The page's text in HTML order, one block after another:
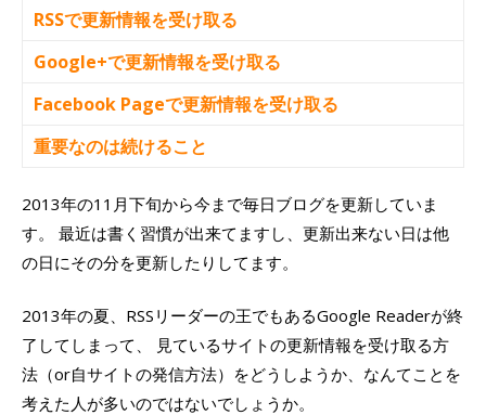
RSSで更新情報を受け取る
Google+で更新情報を受け取る
Facebook Pageで更新情報を受け取る
重要なのは続けること
2013年の11月下旬から今まで毎日ブログを更新していま
す。 最近は書く習慣が出来てますし、更新出来ない日は他
の日にその分を更新したりしてます。
2013年の夏、RSSリーダーの王でもあるGoogle Readerが終
了してしまって、 見ているサイトの更新情報を受け取る方
法（or自サイトの発信方法）をどうしようか、なんてことを
考えた人が多いのではないでしょうか。